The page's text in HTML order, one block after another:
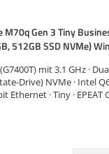
M70q Gen 3 Tiny
512GB SSD NVMe)
mit 3.1 GHz ·
Drive) NVMe · Intel
Ethernet · Tiny · EPEAT